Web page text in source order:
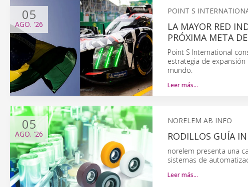
05
AGO. '26
POINT S
LA MAYOR RED
PRÓXIMA META
Point S International
estrategia de
mundo.
Leer más…
05
AGO. '26
NORELEM AB INFO
RODILLOS GUÍA
norelem presenta una
sistemas de
Leer más…